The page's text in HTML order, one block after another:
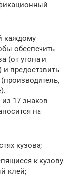
каждому
обеспечить
(от угона и
предоставить
17 знаков
на
кузова;
к кузову
клей;